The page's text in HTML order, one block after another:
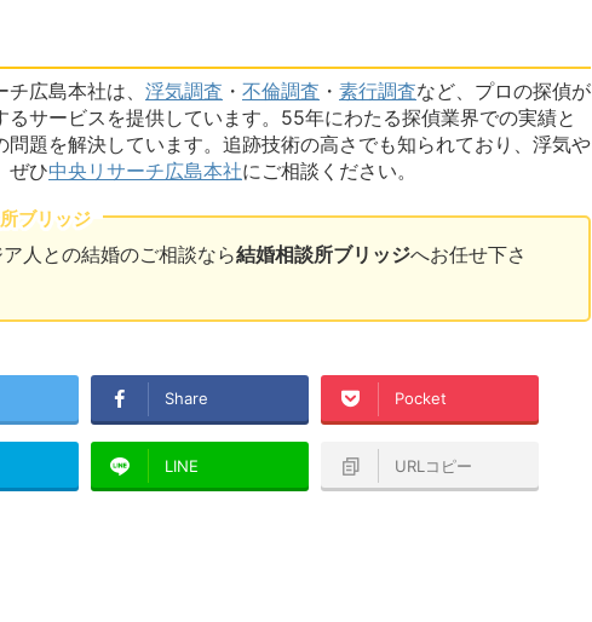
広島本社は、 浮気調査 ・ 不倫調査 ・ 素行調査など、プロの探偵が
るサービスを提供しています。55年にわたる探偵業界での実績と
問題を解決しています。追跡技術の高さでも知られており、浮気や
ぜひ中央リサーチ広島本社にご相談ください。
ブリッジ
人との結婚のご相談なら結婚相談所ブリッジへお任せ下さ
Share Pocket
LINE URLコピー